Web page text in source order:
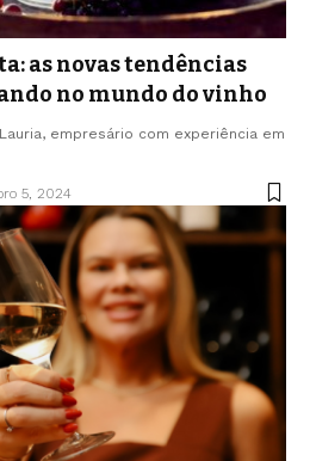
as novas tendências
no mundo do vinho
empresário com experiência em
5, 2024